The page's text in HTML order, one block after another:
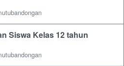
Siswa Kelas 12 tahun